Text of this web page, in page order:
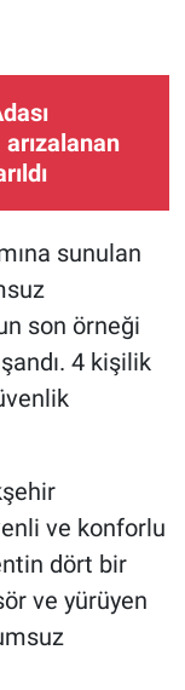
arızalanan
sunulan
son örneği
4 kişilik
ve konforlu
dört bir
ve yürüyen